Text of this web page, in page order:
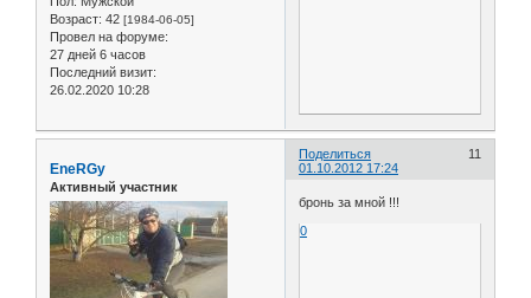
Возраст: 42 [1984-06-05]
Провел на форуме:
27 дней 6 часов
Последний визит:
26.02.2020 10:28
Поделиться
11
01.10.2012 17:24
EneRGy
Активный участник
бронь за мной !!!
0